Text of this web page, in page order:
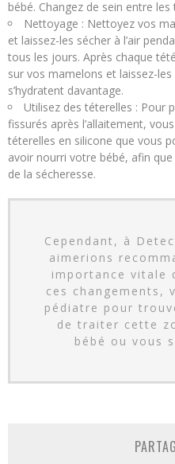
bébé. Changez de sein entre les
Nettoyage : Nettoyez vos
et laissez-les sécher à l’air
tous les jours. Après chaque
sur vos mamelons et laissez-les
s’hydratent davantage.
Utilisez des téterelles : Pour
fissurés après l’allaitement,
téterelles en silicone que vous
avoir nourri votre bébé, afin
de la sécheresse.
Cependant, à
aimerions
importance vitale
ces changements,
pédiatre pour
de traiter cette
bébé ou vous